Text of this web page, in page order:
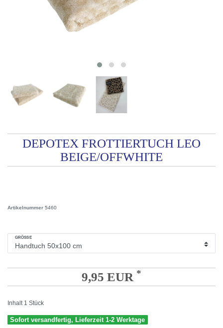
DEPOTEX FROTTIERTUCH LEO
BEIGE/OFFWHITE
Artikelnummer 5460
GRÖSSE
9,95 EUR *
Inhalt 1 Stück
Sofort versandfertig, Lieferzeit 1-2 Werktage